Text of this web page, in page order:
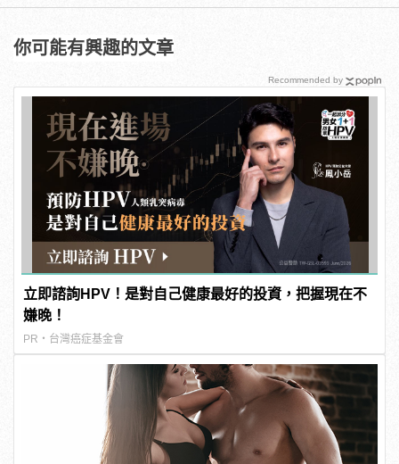
你可能有興趣的文章
立即諮詢HPV！是對自己健康最好的投資，把握現在不
嫌晚！
PR・台灣癌症基金會
Recommended by